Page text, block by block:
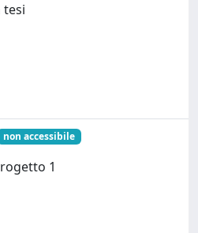
tesi
non accessibile
1